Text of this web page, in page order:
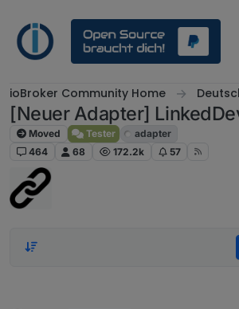
ioBroker Community Home
[Neuer Adapter]
Moved Tester
adapter
464
68 172.2k 57